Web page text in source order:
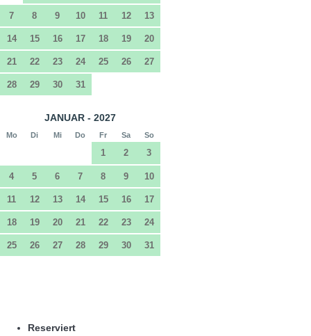
7 8 9 10 11 12 13
14 15 16 17 18 19 20
21 22 23 24 25 26 27
28 29 30 31
JANUAR - 2027
Mo Di Mi Do Fr Sa So
1 2 3
4 5 6 7 8 9 10
11 12 13 14 15 16 17
18 19 20 21 22 23 24
25 26 27 28 29 30 31
Reserviert